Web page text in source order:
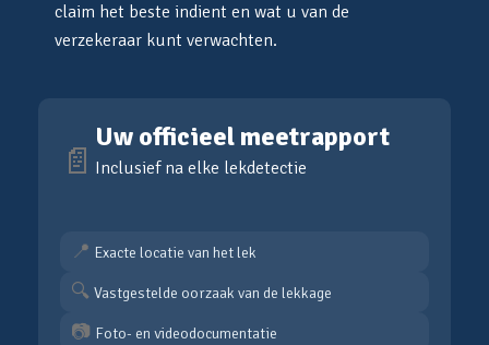
claim het beste indient en wat u van de
verzekeraar kunt verwachten.
📄
Uw officieel meetrapport
Inclusief na elke lekdetectie
📍 Exacte locatie van het lek
🔍 Vastgestelde oorzaak van de lekkage
📷 Foto- en videodocumentatie